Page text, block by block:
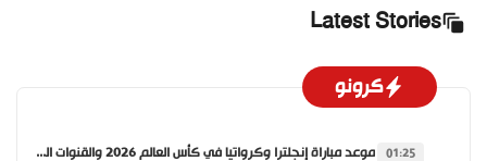
Latest Stories
كرونو
01:25 موعد مباراة إنجلترا وكرواتيا في كأس العالم 2026 والقنوات الناقلة